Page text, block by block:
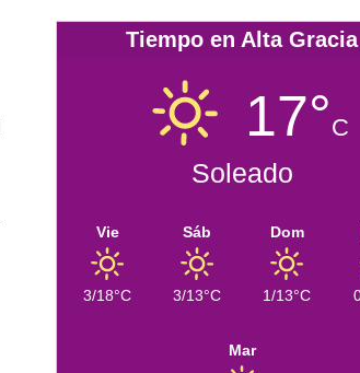
Tiempo en Alta Gracia
17°C
Soleado
Vie
3/18°C
Sáb
3/13°C
Dom
1/13°C
Mar